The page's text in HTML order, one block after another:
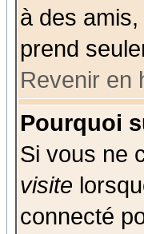
à des
prend
Revenir en
Pourquoi
Si vous ne
visite
connecté